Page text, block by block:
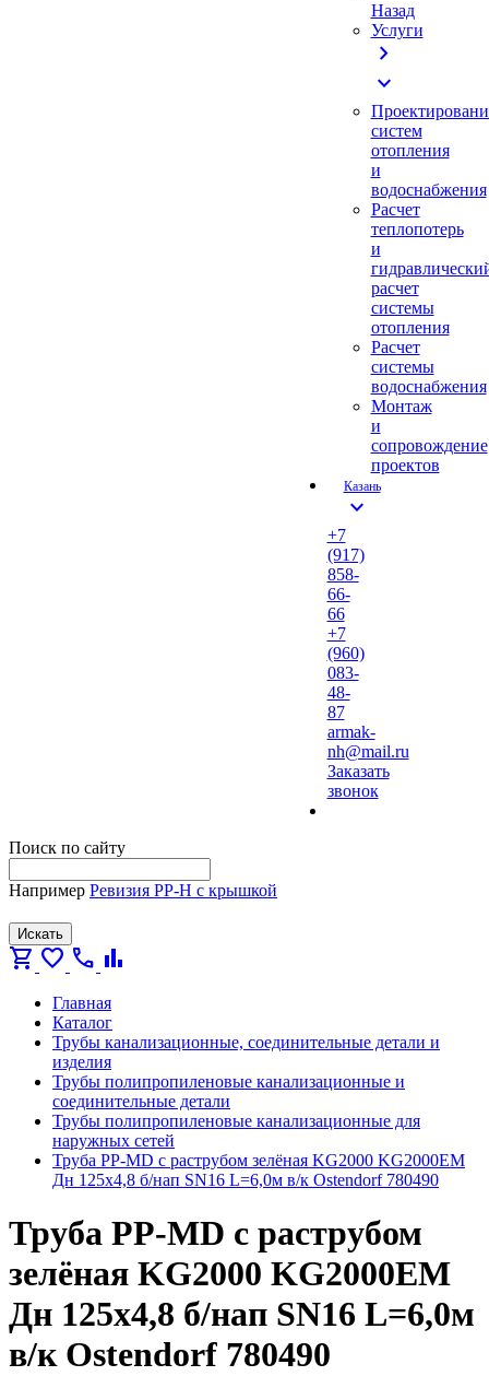
Назад
Услуги
chevron_right
expand_more
систем
отопления
и
водоснабжения
Расчет
теплопотерь
и
расчет
системы
отопления
Расчет
системы
водоснабжения
Монтаж
и
сопровождение
проектов
Казань
expand_more
+7
(917)
858-
66-
66
+7
(960)
083-
48-
87
armak-
nh@mail.ru
Заказать
звонок
Поиск по сайту
Например Ревизия PP-H с крышкой
Искать
shopping_cart favorite call bar_chart
Главная
Каталог
Трубы канализационные, соединительные детали и
изделия
Трубы полипропиленовые канализационные и
соединительные детали
Трубы полипропиленовые канализационные для
наружных сетей
Труба PP-MD с раструбом зелёная KG2000 KG2000EM
Дн 125х4,8 б/нап SN16 L=6,0м в/к Ostendorf 780490
Труба PP-MD с раструбом
зелёная KG2000 KG2000EM
Дн 125х4,8 б/нап SN16 L=6,0м
в/к Ostendorf 780490